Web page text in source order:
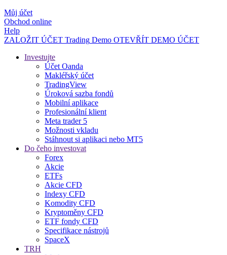
Můj účet
Obchod online
Help
ZALOŽIT ÚČET Trading Demo OTEVŘÍT DEMO ÚČET
Investujte
Účet Oanda
Makléřský účet
TradingView
Úroková sazba fondů
Mobilní aplikace
Profesionální klient
Meta trader 5
Možnosti vkladu
Stáhnout si aplikaci nebo MT5
Do čeho investovat
Forex
Akcie
ETFs
Akcie CFD
Indexy CFD
Komodity CFD
Kryptoměny CFD
ETF fondy CFD
Specifikace nástrojů
SpaceX
TRH